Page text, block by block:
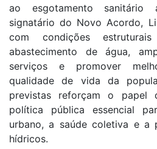
ao esgotamento sanitário
signatário do Novo Acordo,
com condições
abastecimento de água,
serviços e promover
qualidade de vida da
previstas reforçam o papel
política pública essencial
urbano, a saúde coletiva e a
hídricos.